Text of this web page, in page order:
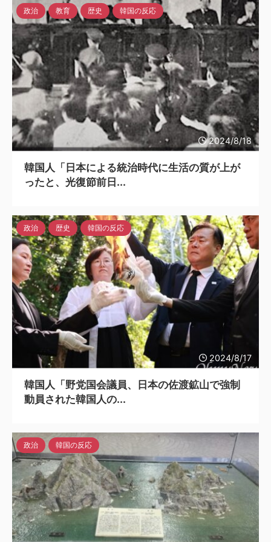
2024/8/18
政治 教育 歴史 韓国の反応
韓国人「日本による統治時代に生活の質が上が
ったと、光復節前日...
2024/8/17
政治 歴史 韓国の反応
韓国人「野党国会議員、日本の佐渡鉱山で強制
動員された韓国人の...
政治 韓国の反応